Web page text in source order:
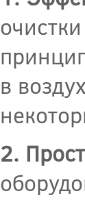
в
2.